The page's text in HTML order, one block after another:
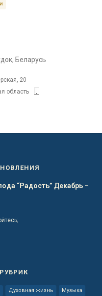
Беларусь
20
область
“Радость” Декабрь –
Духовная жизнь Музыка